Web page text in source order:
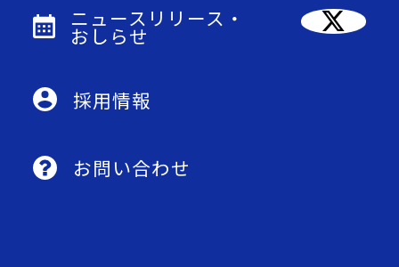
ニュースリリース・
おしらせ
採用情報
お問い合わせ